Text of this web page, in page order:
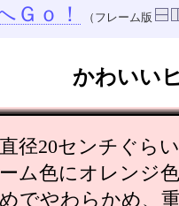
Ｇｏ！ （フレーム版
かわいい
直径20センチぐら
ーム色にオレンジ
めでやわらかめ、